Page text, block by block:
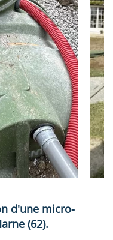
d'une micro-
(62).